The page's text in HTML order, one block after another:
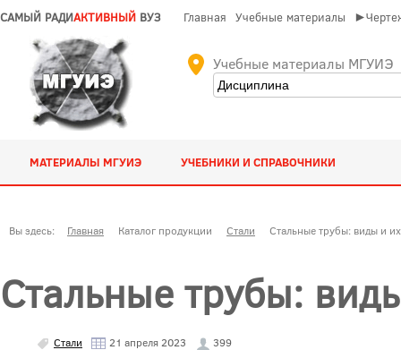
САМЫЙ РАДИАКТИВНЫЙ ВУЗ Главная Учебные материалы
Учебные материалы МГУИЭ
МАТЕРИАЛЫ МГУИЭ УЧЕБНИКИ И СПРАВОЧНИКИ
Вы здесь: Главная Каталог продукции Стали Стальные трубы: виды и
Стальные трубы:
Стали 21 апреля 2023 399